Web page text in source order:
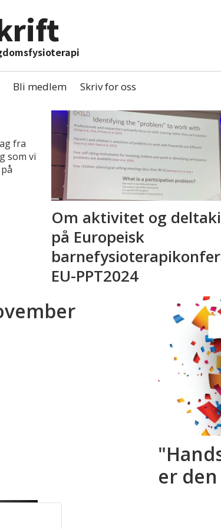
Bli medlem Skriv for oss
fra
som vi
Om aktivitet og
på Europeisk
EU-PPT2024
er